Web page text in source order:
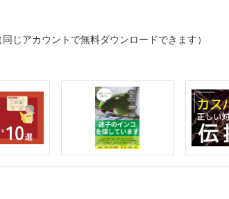
同じアカウントで無料ダウンロードできます）